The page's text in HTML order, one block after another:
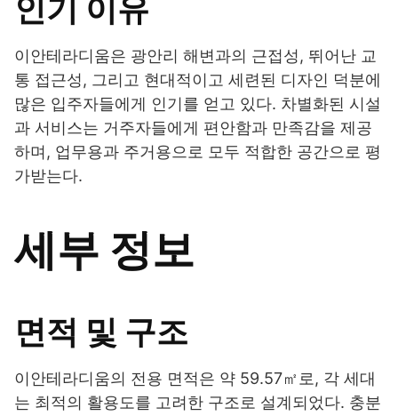
인기 이유
이안테라디움은 광안리 해변과의 근접성, 뛰어난 교
통 접근성, 그리고 현대적이고 세련된 디자인 덕분에
많은 입주자들에게 인기를 얻고 있다. 차별화된 시설
과 서비스는 거주자들에게 편안함과 만족감을 제공
하며, 업무용과 주거용으로 모두 적합한 공간으로 평
가받는다.
세부 정보
면적 및 구조
이안테라디움의 전용 면적은 약 59.57㎡로, 각 세대
는 최적의 활용도를 고려한 구조로 설계되었다. 충분